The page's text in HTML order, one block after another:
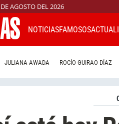
DE AGOSTO DEL 2026
NOTICIASFAMOSOS
JULIANA AWADA ROCÍO GUIRAO DÍAZ